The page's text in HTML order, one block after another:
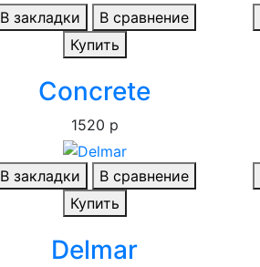
В закладки
В сравнение
Купить
Concrete
1520 р
В закладки
В сравнение
Купить
Delmar